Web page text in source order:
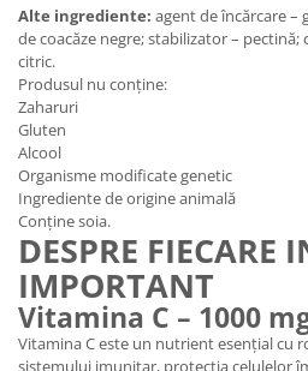
Alte ingrediente: agent de încărcare –
de coacăze negre; stabilizator –
citric.
Produsul nu conține:
Zaharuri
Gluten
Alcool
Organisme modificate genetic
Ingrediente de origine animală
Conține soia.
DESPRE FIECARE
IMPORTANT
Vitamina C – 1000
Vitamina C este un nutrient esențial cu
sistemului imunitar, protecția celulelor